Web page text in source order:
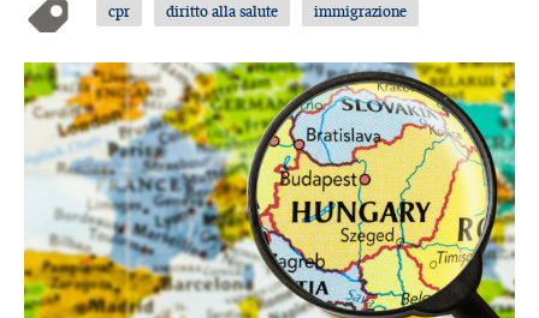
cpr diritto alla salute immigrazione